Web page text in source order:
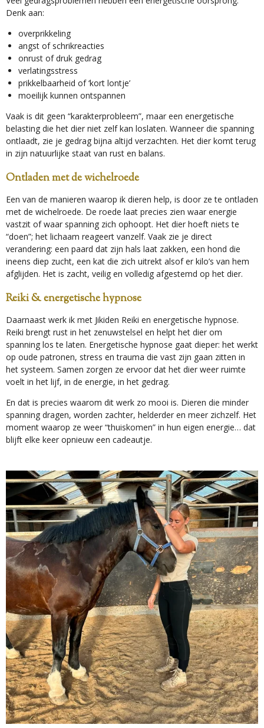
Denk aan:
overprikkeling
angst of schrikreacties
onrust of druk gedrag
verlatingsstress
prikkelbaarheid of ‘kort lontje’
moeilijk kunnen ontspannen
Vaak is dit geen “karakterprobleem”, maar een energetische
belasting die het dier niet zelf kan loslaten. Wanneer die spanning
ontlaadt, zie je gedrag bijna altijd verzachten. Het dier komt terug
in zijn natuurlijke staat van rust en balans.
Ontladen met de wichelroede
Een van de manieren waarop ik dieren help, is door ze te ontladen
met de wichelroede. De roede laat precies zien waar energie
vastzit of waar spanning zich ophoopt. Het dier hoeft niets te
“doen”; het lichaam reageert vanzelf. Vaak zie je direct
verandering: een paard dat zijn hals laat zakken, een hond die
ineens diep zucht, een kat die zich uitrekt alsof er kilo’s van hem
afglijden. Het is zacht, veilig en volledig afgestemd op het dier.
Reiki & energetische hypnose
Daarnaast werk ik met Jikiden Reiki en energetische hypnose.
Reiki brengt rust in het zenuwstelsel en helpt het dier om
spanning los te laten. Energetische hypnose gaat dieper: het werkt
op oude patronen, stress en trauma die vast zijn gaan zitten in
het systeem. Samen zorgen ze ervoor dat het dier weer ruimte
voelt in het lijf, in de energie, in het gedrag.
En dat is precies waarom dit werk zo mooi is. Dieren die minder
spanning dragen, worden zachter, helderder en meer zichzelf. Het
moment waarop ze weer “thuiskomen” in hun eigen energie… dat
blijft elke keer opnieuw een cadeautje.